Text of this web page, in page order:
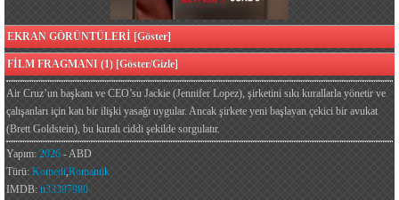
EKRAN GÖRÜNTÜLERİ [Göster]
FİLM FRAGMANI (1) [Göster/Gizle]
Air Cruz’un başkanı ve CEO’su Jackie (Jennifer Lopez), şirketini sıkı kurallarla yönetir ve
çalışanları için katı bir ilişki yasağı uygular. Ancak şirkete yeni başlayan çekici bir avukat
(Brett Goldstein), bu kuralı ciddi şekilde sorgulatır.
Yapım: 2026 - ABD
Türü: Komedi,Romantik
IMDB: tt33397980